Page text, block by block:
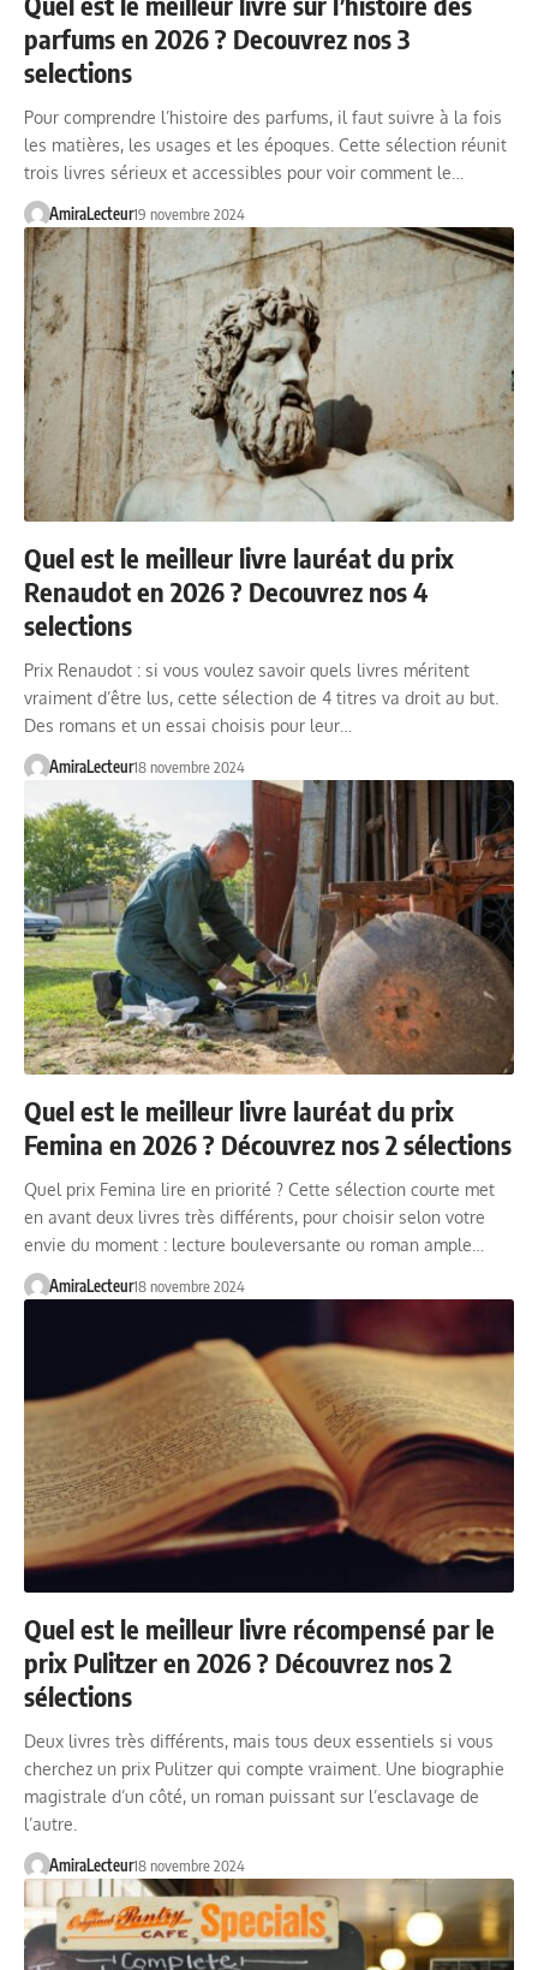
parfums en 2026 ? Decouvrez nos 3
selections
Pour comprendre l’histoire des parfums, il faut suivre à la fois
les matières, les usages et les époques. Cette sélection réunit
trois livres sérieux et accessibles pour voir comment le…
AmiraLecteur19 novembre 2024
Quel est le meilleur livre lauréat du prix
Renaudot en 2026 ? Decouvrez nos 4
selections
Prix Renaudot : si vous voulez savoir quels livres méritent
vraiment d’être lus, cette sélection de 4 titres va droit au but.
Des romans et un essai choisis pour leur…
AmiraLecteur18 novembre 2024
Quel est le meilleur livre lauréat du prix
Femina en 2026 ? Découvrez nos 2 sélections
Quel prix Femina lire en priorité ? Cette sélection courte met
en avant deux livres très différents, pour choisir selon votre
envie du moment : lecture bouleversante ou roman ample…
AmiraLecteur18 novembre 2024
Quel est le meilleur livre récompensé par le
prix Pulitzer en 2026 ? Découvrez nos 2
sélections
Deux livres très différents, mais tous deux essentiels si vous
cherchez un prix Pulitzer qui compte vraiment. Une biographie
magistrale d’un côté, un roman puissant sur l’esclavage de
l’autre.
AmiraLecteur18 novembre 2024